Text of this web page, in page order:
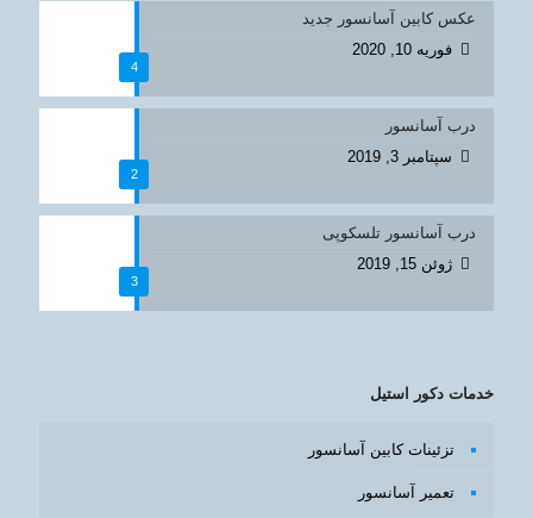
4
عکس کابین آسانسور جدید
فوریه 10, 2020
2
درب آسانسور
سپتامبر 3, 2019
3
درب آسانسور تلسکوپی
ژوئن 15, 2019
خدمات دکور استیل
تزئینات کابین آسانسور
تعمیر آسانسور